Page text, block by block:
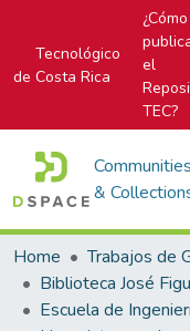
Tecnológico
de Costa Rica
¿Cómo
el
TEC?
Communities
&
Home
Trabajos de